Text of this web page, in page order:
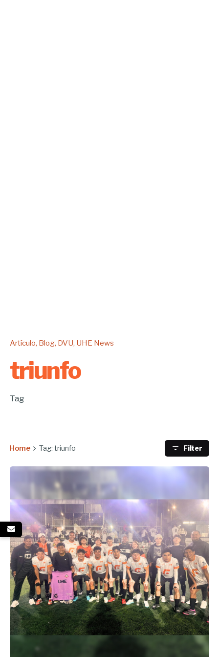
Artículo Blog DVU UHE News
triunfo
Tag
Home Tag: triunfo Filter